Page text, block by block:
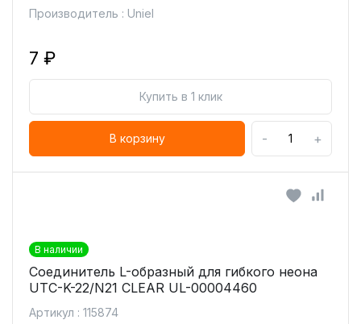
Производитель : Uniel
7 ₽
Купить в 1 клик
В корзину - +
В наличии
Соединитель L-образный для гибкого неона
UTC-K-22/N21 CLEAR UL-00004460
Артикул : 115874